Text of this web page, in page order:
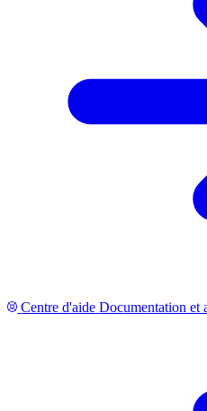
Centre d'aide Documentation et